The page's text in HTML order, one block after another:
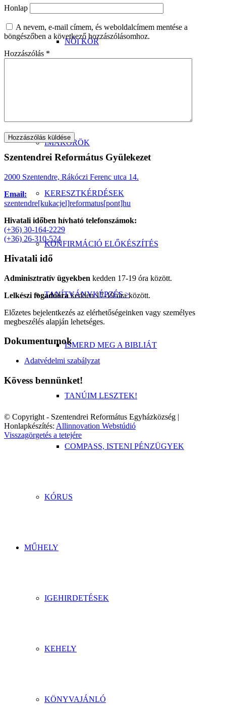
NŐI KÖR
IMAKÖRÖK
KERESZTKÉRDÉSEK
KONFIRMÁCIÓ ELŐKÉSZÍTÉS
TANÍTVÁNYKÉPZÉS >
ISMERD MEG A BIBLIÁT
TANÚIM LESZTEK!
COMPASS, ISTENI PÉNZÜGYEK
KÓRUS
MŰHELY
IGEHIRDETÉSEK
KEHELY
KÖNYVAJÁNLÓ
Honlap
A nevem, e-mail címem, és weboldalcímem mentése a
böngészőben a következő hozzászólásomhoz.
Hozzászólás *
Szentendrei Református Gyülekezet
2000 Szentendre, Rákóczi Ferenc utca 14.
Email:
szentendre[kukacjel]reformatus[pont]hu
Hivatali időben hívható telefonszámok:
(+36) 30-164-2229
(+36) 26-310-524
Hivatali idő
Adminisztratív ügyekben kedden 17-19 óra között.
Lelkészi fogadóórakedden 17-19 óra között.
Előzetes bejelentkezés az elérhetőségeinken vagy személyes
megbeszélés alapján lehetséges.
Dokumentumok
Adatvédelmi szabályzat
Kövess bennünket!
© Copyright - Szentendrei Református Egyházközség |
Honlapkészítés: Allinnovation Webstúdió
Visszagörgetés a tetejére